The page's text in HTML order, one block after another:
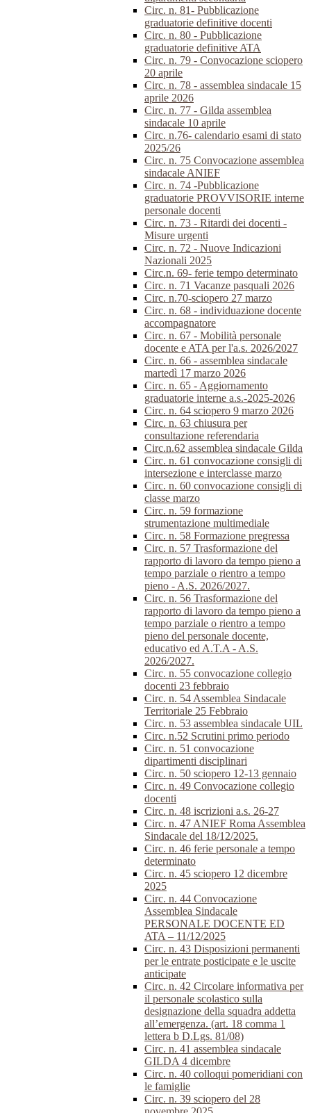
Circ. n. 81- Pubblicazione
graduatorie definitive docenti
Circ. n. 80 - Pubblicazione
graduatorie definitive ATA
Circ. n. 79 - Convocazione sciopero
20 aprile
Circ. n. 78 - assemblea sindacale 15
aprile 2026
Circ. n. 77 - Gilda assemblea
sindacale 10 aprile
Circ. n.76- calendario esami di stato
2025/26
Circ. n. 75 Convocazione assemblea
sindacale ANIEF
Circ. n. 74 -Pubblicazione
graduatorie PROVVISORIE interne
personale docenti
Circ. n. 73 - Ritardi dei docenti -
Misure urgenti
Circ. n. 72 - Nuove Indicazioni
Nazionali 2025
Circ.n. 69- ferie tempo determinato
Circ. n. 71 Vacanze pasquali 2026
Circ. n.70-sciopero 27 marzo
Circ. n. 68 - individuazione docente
accompagnatore
Circ. n. 67 - Mobilità personale
docente e ATA per l'a.s. 2026/2027
Circ. n. 66 - assemblea sindacale
martedì 17 marzo 2026
Circ. n. 65 - Aggiornamento
graduatorie interne a.s.-2025-2026
Circ. n. 64 sciopero 9 marzo 2026
Circ. n. 63 chiusura per
consultazione referendaria
Circ.n.62 assemblea sindacale Gilda
Circ. n. 61 convocazione consigli di
intersezione e interclasse marzo
Circ. n. 60 convocazione consigli di
classe marzo
Circ. n. 59 formazione
strumentazione multimediale
Circ. n. 58 Formazione pregressa
Circ. n. 57 Trasformazione del
rapporto di lavoro da tempo pieno a
tempo parziale o rientro a tempo
pieno - A.S. 2026/2027.
Circ. n. 56 Trasformazione del
rapporto di lavoro da tempo pieno a
tempo parziale o rientro a tempo
pieno del personale docente,
educativo ed A.T.A - A.S.
2026/2027.
Circ. n. 55 convocazione collegio
docenti 23 febbraio
Circ. n. 54 Assemblea Sindacale
Territoriale 25 Febbraio
Circ. n. 53 assemblea sindacale UIL
Circ. n.52 Scrutini primo periodo
Circ. n. 51 convocazione
dipartimenti disciplinari
Circ. n. 50 sciopero 12-13 gennaio
Circ. n. 49 Convocazione collegio
docenti
Circ. n. 48 iscrizioni a.s. 26-27
Circ. n. 47 ANIEF Roma Assemblea
Sindacale del 18/12/2025.
Circ. n. 46 ferie personale a tempo
determinato
Circ. n. 45 sciopero 12 dicembre
2025
Circ. n. 44 Convocazione
Assemblea Sindacale
PERSONALE DOCENTE ED
ATA – 11/12/2025
Circ. n. 43 Disposizioni permanenti
per le entrate posticipate e le uscite
anticipate
Circ. n. 42 Circolare informativa per
il personale scolastico sulla
designazione della squadra addetta
all’emergenza. (art. 18 comma 1
lettera b D.Lgs. 81/08)
Circ. n. 41 assemblea sindacale
GILDA 4 dicembre
Circ. n. 40 colloqui pomeridiani con
le famiglie
Circ. n. 39 sciopero del 28